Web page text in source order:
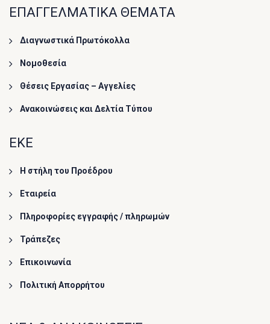
ΕΠΑΓΓΕΛΜΑΤΙΚΑ ΘΕΜΑΤΑ
Διαγνωστικά Πρωτόκολλα
Νομοθεσία
Θέσεις Εργασίας – Αγγελίες
Ανακοινώσεις και Δελτία Τύπου
ΕΚΕ
Η στήλη του Προέδρου
Εταιρεία
Πληροφορίες εγγραφής / πληρωμών
Τράπεζες
Επικοινωνία
Πολιτική Απορρήτου